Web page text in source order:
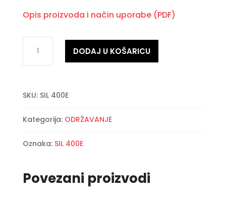
Opis proizvoda i način uporabe (PDF)
SPRAY
DODAJ U KOŠARICU
SKU: SIL 400E
Kategorija: ODRŽAVANJE
Oznaka: SIL 400E
Povezani proizvodi